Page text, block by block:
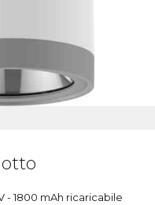
- 1800 mAh ricaricabile